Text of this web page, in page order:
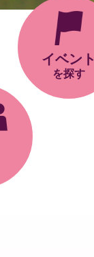
イベント
を探す